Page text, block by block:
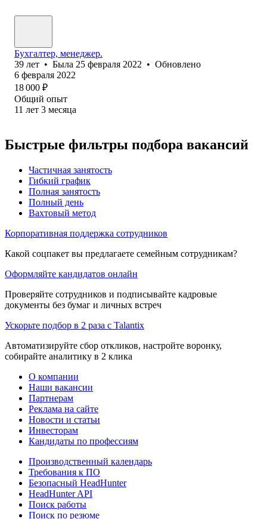
Бухгалтер, менеджер.
39 лет • Была 25 февраля 2022 • Обновлено
6 февраля 2022
18 000 ₽
Общий опыт
11 лет 3 месяца
Быстрые фильтры подбора вакансий
Частичная занятость
Гибкий график
Полная занятость
Полный день
Вахтовый метод
Корпоративная поддержка сотрудников
Какой соцпакет вы предлагаете семейным сотрудникам?
Оформляйте кандидатов онлайн
Проверяйте сотрудников и подписывайте кадровые
документы без бумаг и личных встреч
Ускорьте подбор в 2 раза с Talantix
Автоматизируйте сбор откликов, настройте воронку,
собирайте аналитику в 2 клика
О компании
Наши вакансии
Партнерам
Реклама на сайте
Новости и статьи
Инвесторам
Кандидаты по профессиям
Производственный календарь
Требования к ПО
Безопасный HeadHunter
HeadHunter API
Поиск работы
Поиск по резюме